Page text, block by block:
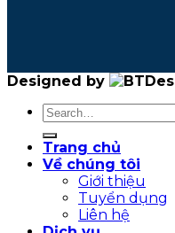
Designed by
Trang chủ
Về chúng tôi
Giới thiệu
Tuyển dụng
Liên hệ